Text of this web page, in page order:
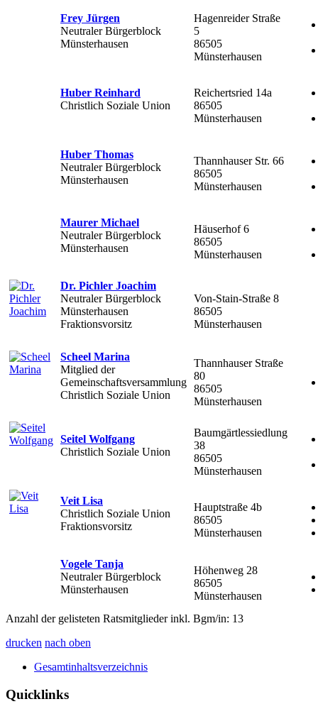
Frey Jürgen
Neutraler Bürgerblock
Münsterhausen
Hagenreider Straße
5
86505
Münsterhausen
Huber Reinhard
Christlich Soziale Union
Reichertsried 14a
86505
Münsterhausen
Huber Thomas
Neutraler Bürgerblock
Münsterhausen
Thannhauser Str. 66
86505
Münsterhausen
Maurer Michael
Neutraler Bürgerblock
Münsterhausen
Häuserhof 6
86505
Münsterhausen
Dr. Pichler Joachim
Neutraler Bürgerblock
Münsterhausen
Fraktionsvorsitz
Von-Stain-Straße 8
86505
Münsterhausen
Scheel Marina
Mitglied der
Gemeinschaftsversammlung
Christlich Soziale Union
Thannhauser Straße
80
86505
Münsterhausen
Seitel Wolfgang
Christlich Soziale Union
Baumgärtlessiedlung
38
86505
Münsterhausen
Veit Lisa
Christlich Soziale Union
Fraktionsvorsitz
Hauptstraße 4b
86505
Münsterhausen
Vogele Tanja
Neutraler Bürgerblock
Münsterhausen
Höhenweg 28
86505
Münsterhausen
Anzahl der gelisteten Ratsmitglieder inkl. Bgm/in: 13
drucken nach oben
Gesamtinhaltsverzeichnis
Quicklinks